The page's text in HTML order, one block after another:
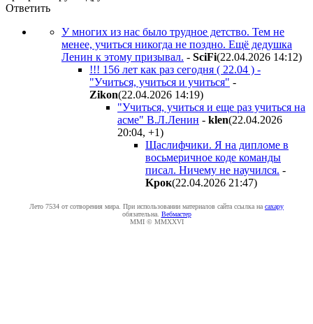
Ответить
У многих из нас было трудное детство. Тем не
менее, учиться никогда не поздно. Ещё дедушка
Ленин к этому призывал. - SciFi(22.04.2026 14:12)
!!! 156 лет как раз сегодня ( 22.04 ) -
"Учиться, учиться и учиться" -
Zikon(22.04.2026 14:19)
"Учиться, учиться и еще раз учиться на
асме" В.Л.Ленин - klen(22.04.2026
20:04, +1)
Щаслифчики. Я на дипломе в
восьмеричное коде команды
писал. Ничему не научился. -
Kpoк(22.04.2026 21:47)
Лето 7534 от сотворения мира. При использовании материалов сайта ссылка на caxapу
обязательна. Вебмастер
MMI © MMXXVI